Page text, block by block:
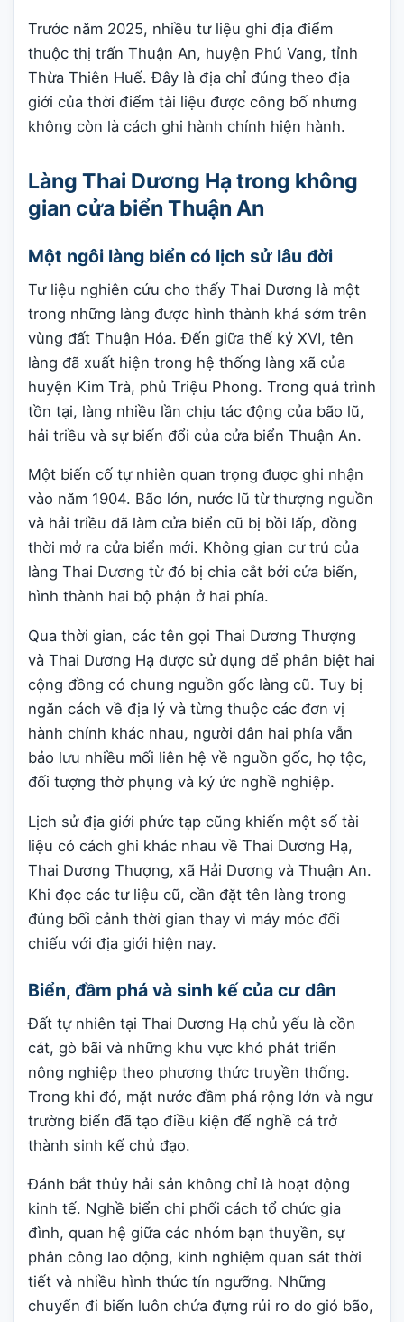
Trước năm 2025, nhiều tư liệu ghi địa điểm
thuộc thị trấn Thuận An, huyện Phú Vang, tỉnh
Thừa Thiên Huế. Đây là địa chỉ đúng theo địa
giới của thời điểm tài liệu được công bố nhưng
không còn là cách ghi hành chính hiện hành.
Làng Thai Dương Hạ trong không
gian cửa biển Thuận An
Một ngôi làng biển có lịch sử lâu đời
Tư liệu nghiên cứu cho thấy Thai Dương là một
trong những làng được hình thành khá sớm trên
vùng đất Thuận Hóa. Đến giữa thế kỷ XVI, tên
làng đã xuất hiện trong hệ thống làng xã của
huyện Kim Trà, phủ Triệu Phong. Trong quá trình
tồn tại, làng nhiều lần chịu tác động của bão lũ,
hải triều và sự biến đổi của cửa biển Thuận An.
Một biến cố tự nhiên quan trọng được ghi nhận
vào năm 1904. Bão lớn, nước lũ từ thượng nguồn
và hải triều đã làm cửa biển cũ bị bồi lấp, đồng
thời mở ra cửa biển mới. Không gian cư trú của
làng Thai Dương từ đó bị chia cắt bởi cửa biển,
hình thành hai bộ phận ở hai phía.
Qua thời gian, các tên gọi Thai Dương Thượng
và Thai Dương Hạ được sử dụng để phân biệt hai
cộng đồng có chung nguồn gốc làng cũ. Tuy bị
ngăn cách về địa lý và từng thuộc các đơn vị
hành chính khác nhau, người dân hai phía vẫn
bảo lưu nhiều mối liên hệ về nguồn gốc, họ tộc,
đối tượng thờ phụng và ký ức nghề nghiệp.
Lịch sử địa giới phức tạp cũng khiến một số tài
liệu có cách ghi khác nhau về Thai Dương Hạ,
Thai Dương Thượng, xã Hải Dương và Thuận An.
Khi đọc các tư liệu cũ, cần đặt tên làng trong
đúng bối cảnh thời gian thay vì máy móc đối
chiếu với địa giới hiện nay.
Biển, đầm phá và sinh kế của cư dân
Đất tự nhiên tại Thai Dương Hạ chủ yếu là cồn
cát, gò bãi và những khu vực khó phát triển
nông nghiệp theo phương thức truyền thống.
Trong khi đó, mặt nước đầm phá rộng lớn và ngư
trường biển đã tạo điều kiện để nghề cá trở
thành sinh kế chủ đạo.
Đánh bắt thủy hải sản không chỉ là hoạt động
kinh tế. Nghề biển chi phối cách tổ chức gia
đình, quan hệ giữa các nhóm bạn thuyền, sự
phân công lao động, kinh nghiệm quan sát thời
tiết và nhiều hình thức tín ngưỡng. Những
chuyến đi biển luôn chứa đựng rủi ro do gió bão,